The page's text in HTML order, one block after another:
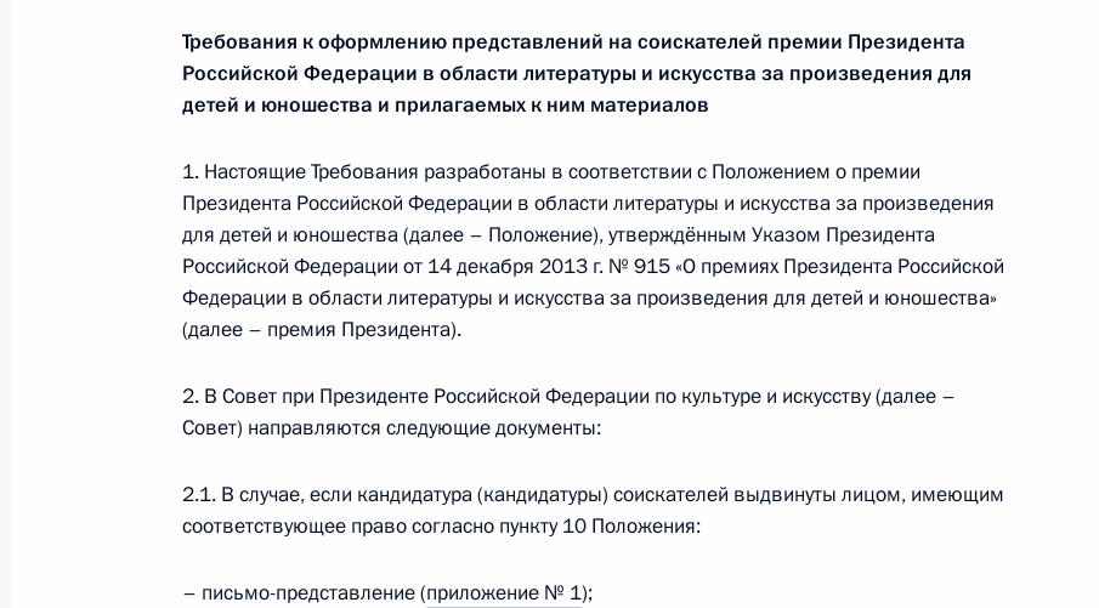
физической культуры и спорта
30 октября 2020 года, 18:00
Заседание Совета по культуре и искусству
победителей первого Национального открытого чемпионата
творческих компетенций ArtMasters
Требования к оформлению представлений на соискателей премии Президента
Российской Федерации в области литературы и искусства за произведения для
детей и юношества и прилагаемых к ним материалов
1. Настоящие Требования разработаны в соответствии с Положением о премии
Президента Российской Федерации в области литературы и искусства за произведения
для детей и юношества (далее – Положение), утверждённым Указом Президента
Российской Федерации от 14 декабря 2013 г. № 915 «О премиях Президента Российской
Федерации в области литературы и искусства за произведения для детей и юношества»
(далее – премия Президента).
2. В Совет при Президенте Российской Федерации по культуре и искусству (далее –
Совет) направляются следующие документы:
2.1. В случае, если кандидатура (кандидатуры) соискателей выдвинуты лицом, имеющим
соответствующее право согласно пункту 10 Положения:
– письмо-представление (приложение № 1);